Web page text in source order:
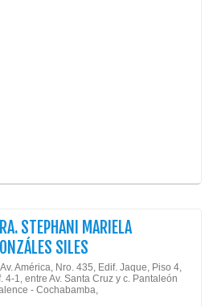
STEPHANI MARIELA
SILES
Av. América, Nro. 435, Edif. Jaque, Piso 4,
4-1, entre Av. Santa Cruz y c. Pantaleón
- Cochabamba,